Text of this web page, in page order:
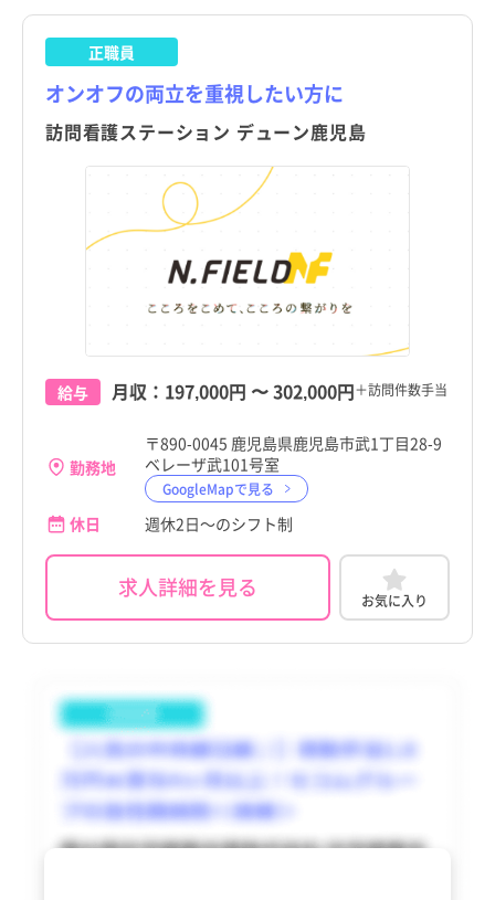
滋賀県
京都府
大阪府
和歌山県
岡山県
山口県
徳島県
香川県
愛媛県
高知県
福岡県
佐賀県
長崎県
熊本県
長島町
湧水町
大崎町
東串良町
中種子町
南種子町
屋久島町
宇検村
瀬戸内町
龍郷町
徳之島町
天城町
伊仙町
和泊町
長島町すべて
湧水町すべて
大崎町 すべて
すべて
南大隅町
すべて
南種子町
大和村 すべて
宇検村 すべて
瀬戸内町すべて
すべて
喜界町すべて
徳之島町すべて
天城町すべて
伊仙町すべて
和泊町すべて
保健師
その他（福祉・介護関係資格など）
その他
訪問看護
その他
パート・アルバイト（夜勤あり）
パート・アルバイト（夜勤なし）
パート・アルバイト（夜勤のみ）
託児所・保育所あり
電子カルテあり
駅近
高給与
正職員
オンオフの両立を重視したい方に
訪問看護ステーション デューン鹿児島
給与 月収： 197,000円 〜302,000円＋訪問件数手当
勤務地
〒890-0045 鹿児島県鹿児島市武1丁目28-9
ベレーザ武101号室
GoogleMapで見る
休日 週休2日～のシフト制
求人詳細を見る お気に入り
滋賀県
京都府
大阪府
和歌山県
岡山県
山口県
徳島県
香川県
愛媛県
高知県
福岡県
佐賀県
長崎県
熊本県
長島町
湧水町
大崎町
東串良町
中種子町
南種子町
屋久島町
宇検村
瀬戸内町
龍郷町
徳之島町
天城町
伊仙町
和泊町
長島町すべて
湧水町すべて
大崎町 すべて
すべて
南大隅町
すべて
南種子町
大和村 すべて
宇検村 すべて
瀬戸内町すべて
すべて
喜界町すべて
徳之島町すべて
天城町すべて
伊仙町すべて
和泊町すべて
保健師
その他（福祉・介護関係資格など）
その他
訪問看護
その他
パート・アルバイト（夜勤あり）
パート・アルバイト（夜勤なし）
パート・アルバイト（夜勤のみ）
託児所・保育所あり
電子カルテあり
駅近
高給与